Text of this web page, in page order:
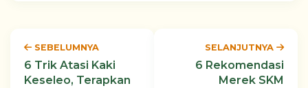
SEBELUMNYA
6 Trik Atasi Kaki
Keseleo, Terapkan
SELANJUTNYA
6 Rekomendasi
Merek SKM